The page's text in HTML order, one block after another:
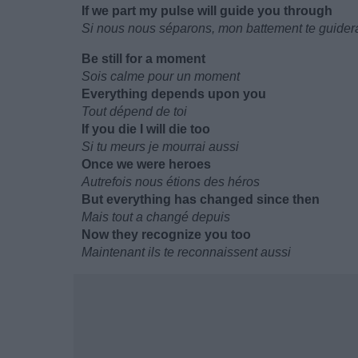
If we part my pulse will guide you through
Si nous nous séparons, mon battement te
Be still for a moment
Sois calme pour un moment
Everything depends upon you
Tout dépend de toi
If you die I will die too
Si tu meurs je mourrai aussi
Once we were heroes
Autrefois nous étions des héros
But everything has changed since then
Mais tout a changé depuis
Now they recognize you too
Maintenant ils te reconnaissent aussi